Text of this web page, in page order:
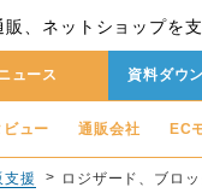
販、ネットショップを
ュース 資料ダウ
ュー 通販会社 EC
支援 ロジザード、ブロ